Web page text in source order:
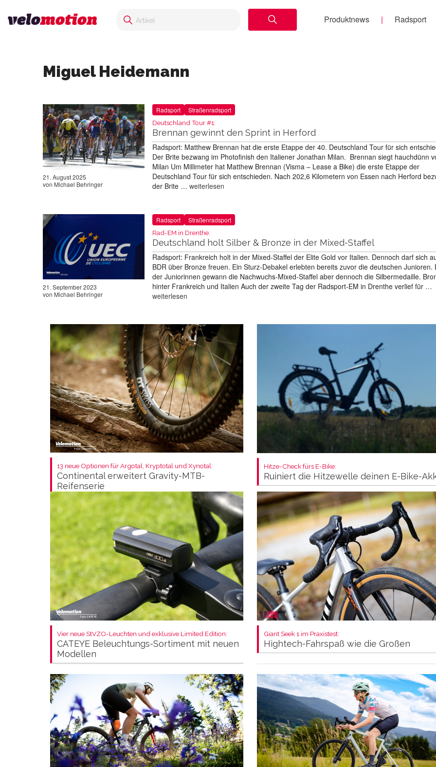
Produktnews Radsport
Miguel Heidemann
21. August 2025
von Michael Behringer
Radsport Straßenradsport
Deutschland Tour #1:
Brennan gewinnt den Sprint in Herford
Radsport: Matthew Brennan hat die erste Etappe der 40. Deutschland Tour für sich
Der Brite bezwang im Photofinish den Italiener Jonathan Milan. Brennan siegt hauchdünn
Milan Um Millimeter hat Matthew Brennan (Visma – Lease a Bike) die erste Etappe der
Deutschland Tour für sich entschieden. Nach 202,6 Kilometern von Essen nach Herford
der Brite … weiterlesen
21. September 2023
von Michael Behringer
Radsport Straßenradsport
Rad-EM in Drenthe:
Deutschland holt Silber & Bronze in der Mixed-Staffel
Radsport: Frankreich holt in der Mixed-Staffel der Elite Gold vor Italien. Dennoch darf sich
BDR über Bronze freuen. Ein Sturz-Debakel erlebten bereits zuvor die deutschen Junioren.
der Juniorinnen gewann die Nachwuchs-Mixed-Staffel aber dennoch die Silbermedaille.
hinter Frankreich und Italien Auch der zweite Tag der Radsport-EM in Drenthe verlief für …
weiterlesen
13 neue Optionen für Argotal, Kryptotal und Xynotal:
Continental erweitert Gravity-MTB-
Reifenserie
Hitze-Check fürs E-Bike:
Ruiniert die Hitzewelle deinen E-Bike-
Vier neue StVZO-Leuchten und exklusive Limited Edition:
CATEYE Beleuchtungs-Sortiment mit neuen
Modellen
Giant Seek 1 im Praxistest:
Hightech-Fahrspaß wie die Großen